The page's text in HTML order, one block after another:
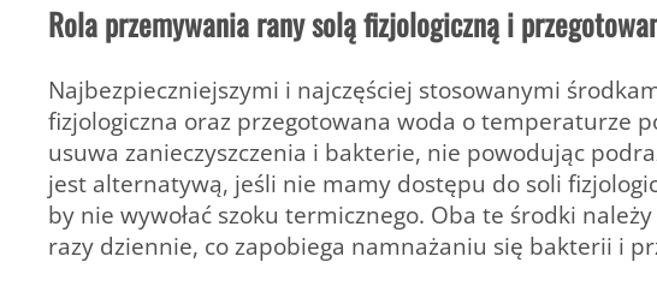
Rola przemywania rany solą fizjologiczną i
Najbezpieczniejszymi i najczęściej stosowanymi
fizjologiczna oraz przegotowana woda o temperaturze
usuwa zanieczyszczenia i bakterie, nie powodując
jest alternatywą, jeśli nie mamy dostępu do soli
by nie wywołać szoku termicznego. Oba te środki
razy dziennie, co zapobiega namnażaniu się bakterii i